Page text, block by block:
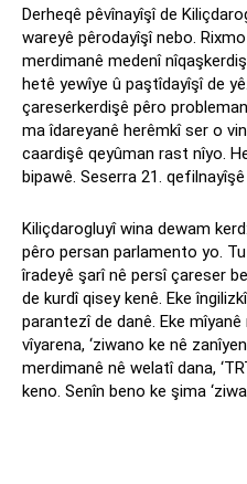
Derheqê pêvînayîşî de
wareyê pêrodayîşî nebo.
merdimanê medenî
hetê yewîye û paştîdayîşî de
çareserkerdişê pêro
ma îdareyanê herêmkî ser o
caardişê qeyûman rast nîyo.
bipawê. Seserra 21.
Kiliçdarogluyî wina dewam
pêro persan parlamento yo.
îradeyê şarî nê persî çareser
de kurdî qisey kenê. Eke
parantezî de danê. Eke
vîyarena, ‘ziwano ke nê
merdimanê nê welatî dana,
keno. Senîn beno ke şima